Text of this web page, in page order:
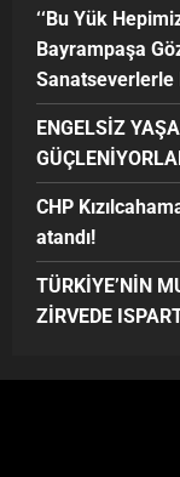
‘‘Bu Yük
Bayrampaşa
Sanatseverlerle
ENGELSİZ
CHP
atandı!
TÜRKİYE’NİN
ZİRVEDE